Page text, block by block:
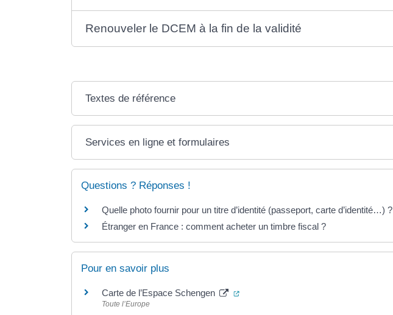
Renouveler le DCEM à la fin de la validité
Textes de référence
Services en ligne et formulaires
Questions ? Réponses !
Quelle photo fournir pour un titre d’identité (passeport, carte d’identité…) ?
Étranger en France : comment acheter un timbre fiscal ?
Pour en savoir plus
Carte de l’Espace Schengen (ouverture dans un nouvel onglet)
Toute l’Europe